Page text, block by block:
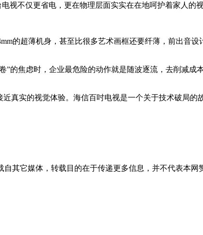
视不仅更省电，更在物理层面实实在在地呵护着家人的视
的超薄机身，甚至比很多艺术画框还要纤薄，前出音
”的焦虑时，企业最危险的动作就是随波逐流，去削减
真实的视觉体验。海信百吋电视是一个关于技术破局的
其它媒体，转载目的在于传递更多信息，并不代表本